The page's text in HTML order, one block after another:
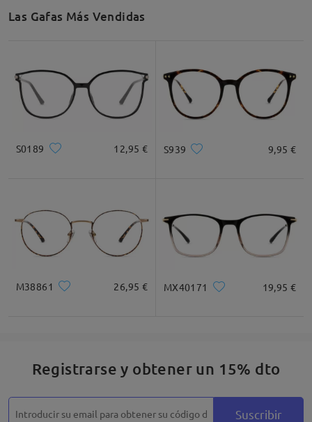
Las Gafas Más Vendidas
S0189 12,95 € S939 9,95 €
M38861 26,95 € MX40171 19,95 €
Registrarse y obtener un 15% dto
Suscribir